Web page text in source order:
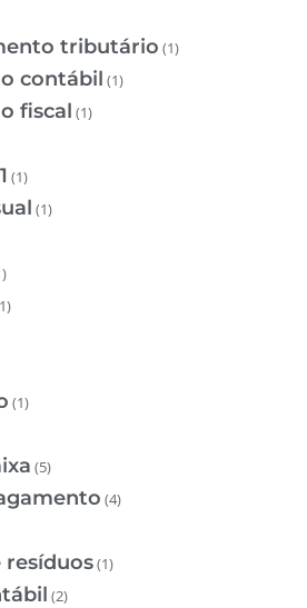
tributário (1)
contábil (1)
fiscal (1)
(1)
(1)
(1)
(5)
(4)
resíduos(1)
(2)